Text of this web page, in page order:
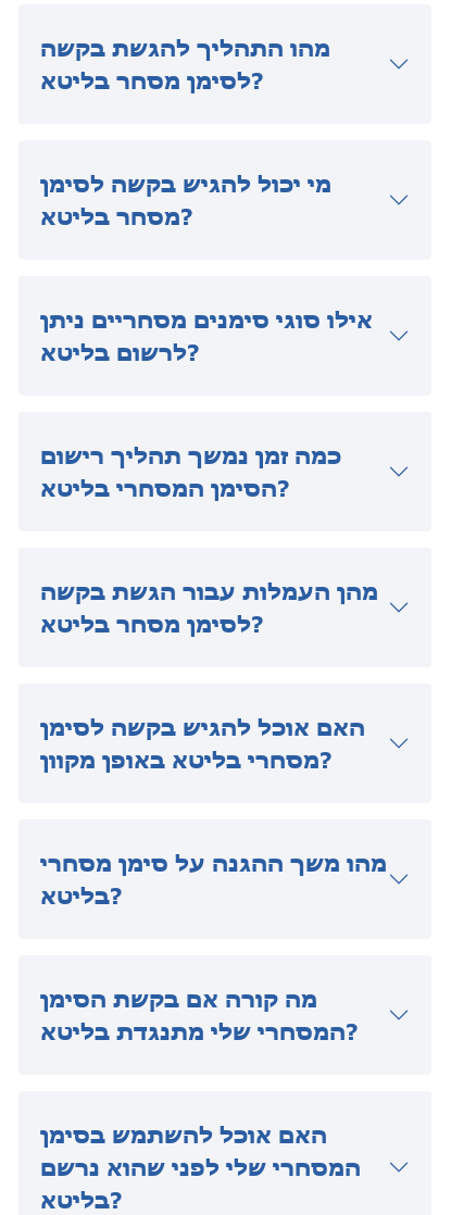
מהו התהליך להגשת בקשה
לסימן מסחר בליטא?
מי יכול להגיש בקשה לסימן
מסחר בליטא?
אילו סוגי סימנים מסחריים ניתן
לרשום בליטא?
כמה זמן נמשך תהליך רישום
הסימן המסחרי בליטא?
מהן העמלות עבור הגשת בקשה
לסימן מסחר בליטא?
האם אוכל להגיש בקשה לסימן
מסחרי בליטא באופן מקוון?
מהו משך ההגנה על סימן מסחרי
בליטא?
מה קורה אם בקשת הסימן
המסחרי שלי מתנגדת בליטא?
האם אוכל להשתמש בסימן
המסחרי שלי לפני שהוא נרשם
בליטא?